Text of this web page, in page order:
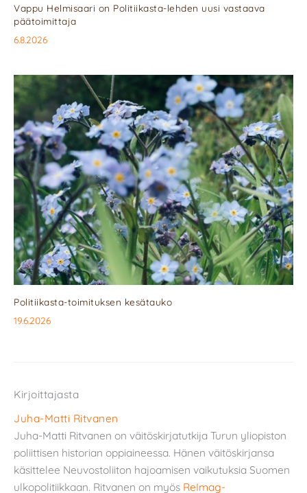
Vappu Helmisaari on Politiikasta-lehden uusi vastaava
päätoimittaja
6.8.2026
Politiikasta-toimituksen kesätauko
19.6.2026
Kirjoittajasta
Juha-Matti Ritvanen
Juha-Matti Ritvanen on väitöskirjatutkija Turun yliopiston
poliittisen historian oppiaineessa. Hänen väitöskirjansa
käsittelee Neuvostoliiton hajoamisen vaikutuksia Suomen
ulkopolitiikkaan. Ritvanen on myös ReImag-